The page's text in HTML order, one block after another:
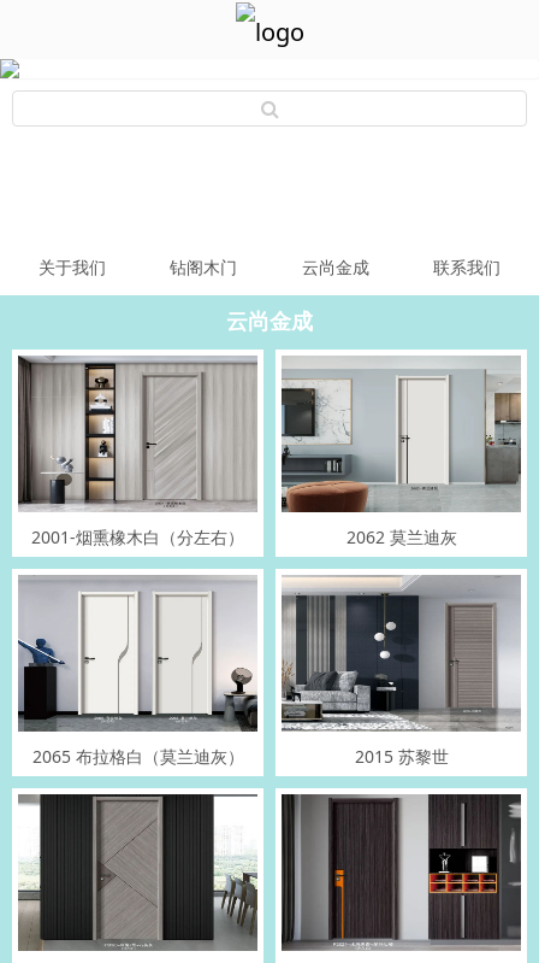
关于我们 钻阁木门 云尚金成 联系我们
云尚金成
2001-烟熏橡木白（分左右） 2062 莫兰迪灰
2065 布拉格白（莫兰迪灰） 2015 苏黎世